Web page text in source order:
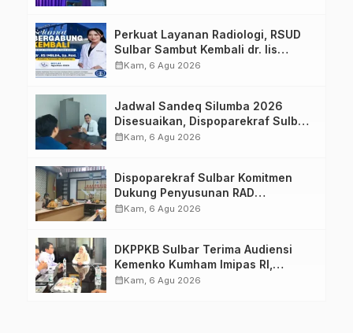
Perkuat Layanan Radiologi, RSUD
Sulbar Sambut Kembali dr. Iis
Imelda, Sp.Rad
calendar_monthKam, 6 Agu 2026
Jadwal Sandeq Silumba 2026
Disesuaikan, Dispoparekraf Sulbar
Pastikan Persiapan Tetap
calendar_monthKam, 6 Agu 2026
Dispoparekraf Sulbar Komitmen
Dukung Penyusunan RAD
TPB/SDGs Sulawesi Barat
calendar_monthKam, 6 Agu 2026
DKPPKB Sulbar Terima Audiensi
Kemenko Kumham Imipas RI,
Perkuat Pelayanan Kesehatan bagi
calendar_monthKam, 6 Agu 2026